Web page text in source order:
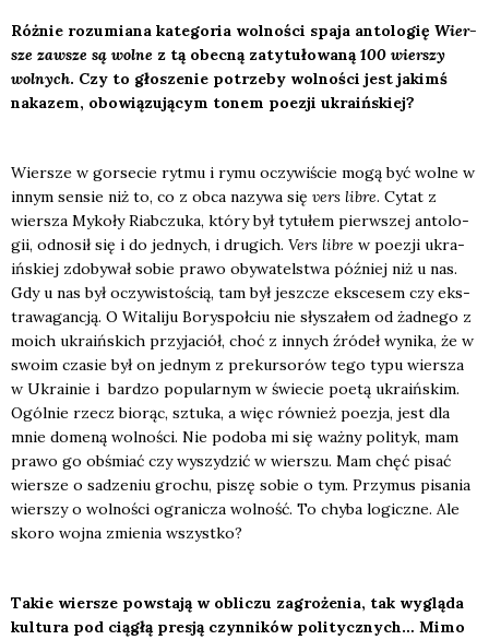
Róż­nie rozu­mia­na kate­go­ria wol­no­ści spa­ja anto­lo­gię Wier­
sze zawsze są wol­ne z tą obec­ną zaty­tu­ło­wa­ną100 wier­szy
wol­nych. Czy to gło­sze­nie potrze­by wol­no­ści jest jakimś
naka­zem, obo­wią­zu­ją­cym tonem poezji ukra­iń­skiej?
Wier­sze w gor­se­cie ryt­mu i rymu oczy­wi­ście mogą być wol­ne w
innym sen­sie niż to, co z obca nazy­wa się vers libre. Cytat z
wier­sza Myko­ły Riab­czu­ka, któ­ry był tytu­łem pierw­szej anto­lo­
gii, odno­sił się i do jed­nych, i dru­gich. Vers libre w poezji ukra­
iń­skiej zdo­by­wał sobie pra­wo oby­wa­tel­stwa póź­niej niż u nas.
Gdy u nas był oczy­wi­sto­ścią, tam był jesz­cze eks­ce­sem czy eks­
tra­wa­gan­cją. O Wita­li­ju Bory­społ­ciu nie sły­sza­łem od żad­ne­go z
moich ukra­iń­skich przy­ja­ciół, choć z innych źró­deł wyni­ka, że w
swo­im cza­sie był on jed­nym z pre­kur­so­rów tego typu wier­sza
w Ukra­inie i bar­dzo popu­lar­nym w świe­cie poetą ukra­iń­skim.
Ogól­nie rzecz bio­rąc, sztu­ka, a więc rów­nież poezja, jest dla
mnie dome­ną wol­no­ści. Nie podo­ba mi się waż­ny poli­tyk, mam
pra­wo go obśmiać czy wyszy­dzić w wier­szu. Mam chęć pisać
wier­sze o sadze­niu gro­chu, piszę sobie o tym. Przy­mus pisa­nia
wier­szy o wol­no­ści ogra­ni­cza wol­ność. To chy­ba logicz­ne. Ale
sko­ro woj­na zmie­nia wszyst­ko?
Takie wier­sze powsta­ją w obli­czu zagro­że­nia, tak wyglą­da
kul­tu­ra pod cią­głą pre­sją czyn­ni­ków poli­tycz­nych… Mimo